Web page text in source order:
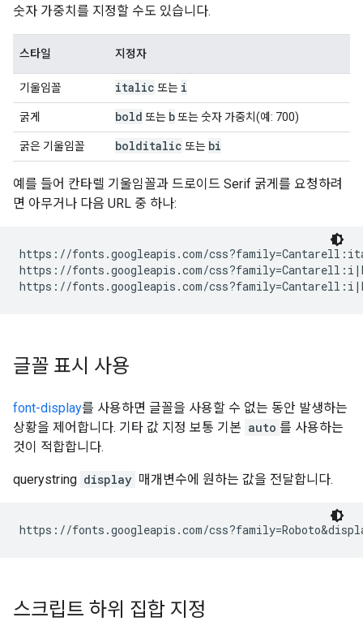
숫자 가중치를 지정할 수도 있습니다.
스타일 지정자
기울임꼴 italic 또는 i
굵게 bold 또는 b 또는 숫자 가중치(예: 700)
굵은 기울임꼴 bolditalic 또는 bi
예를 들어 칸타렐 기울임꼴과 드로이드 Serif 굵게를 요청하려
면 아무거나 다음 URL 중 하나:
https://fonts.googleapis.com/
https://fonts.googleapis.com/
글꼴 표시 사용
font-display를 사용하면 글꼴을 사용할 수 없는 동안 발생하는
상황을 제어합니다. 기타 값 지정 보통 기본 auto 를 사용하는
것이 적합합니다.
querystring display 매개변수에 원하는 값을 전달합니다.
스크립트 하위 집합 지정